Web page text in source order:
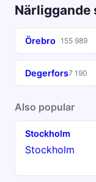
Närliggande
Örebro 155 989
Degerfors7 190
Also popular
Stockholm
Stockholm